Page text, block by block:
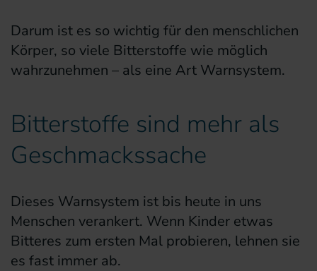
Darum ist es so wichtig für den menschlichen
Körper, so viele Bitterstoffe wie möglich
wahrzunehmen – als eine Art Warnsystem.
Bitterstoffe sind mehr als
Geschmackssache
Dieses Warnsystem ist bis heute in uns
Menschen verankert. Wenn Kinder etwas
Bitteres zum ersten Mal probieren, lehnen sie
es fast immer ab.